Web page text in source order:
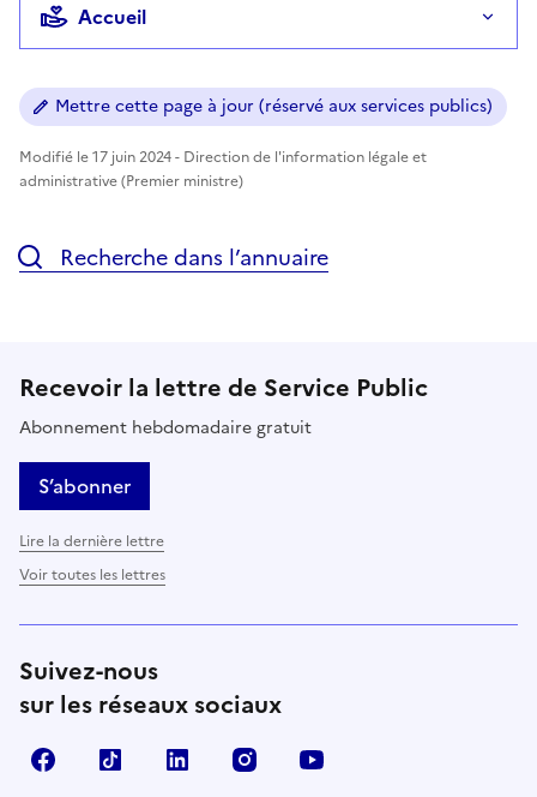
Accueil
Mettre cette page à jour (réservé aux services publics)
Modifié le 17 juin 2024 - Direction de l'information légale et
administrative (Premier ministre)
Recherche dans l’annuaire
Recevoir la lettre de Service Public
Abonnement hebdomadaire gratuit
S’abonner
Lire la dernière lettre
Voir toutes les lettres
Suivez-nous
sur les réseaux sociaux
FacebookTikTok LinkedIn Instagram